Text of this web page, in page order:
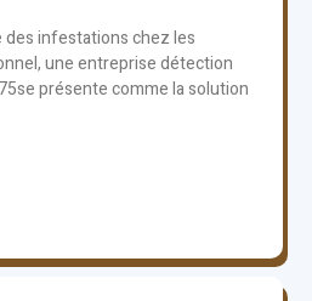
des infestations chez les
une entreprise détection
présente comme la solution